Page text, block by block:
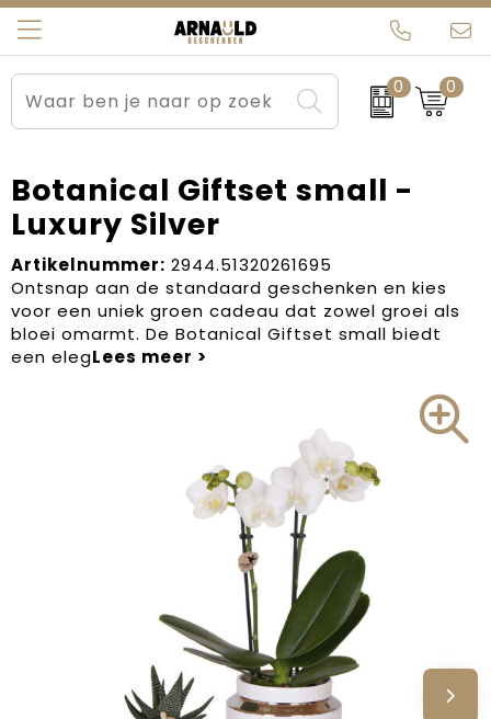
0 0
Relatiegeschenken
Sportkleding
Werkkleding
Kleding en textiel
Tassen
Beurs en Evenementen
Brievenbuspakketten
Carnaval
Dag van de Zorg
Kerstartikelen
Voetbal, EK en WK
Voor de bouw
Arnauld Kerstpakketten
MijnEigenKadootje
Ons team
Contact
Blogs
Botanical Giftset small -
Luxury Silver
Artikelnummer: 2944.51320261695
Ontsnap aan de standaard geschenken en kies
voor een uniek groen cadeau dat zowel groei als
bloei omarmt. De Botanical Giftset small biedt
een eleg